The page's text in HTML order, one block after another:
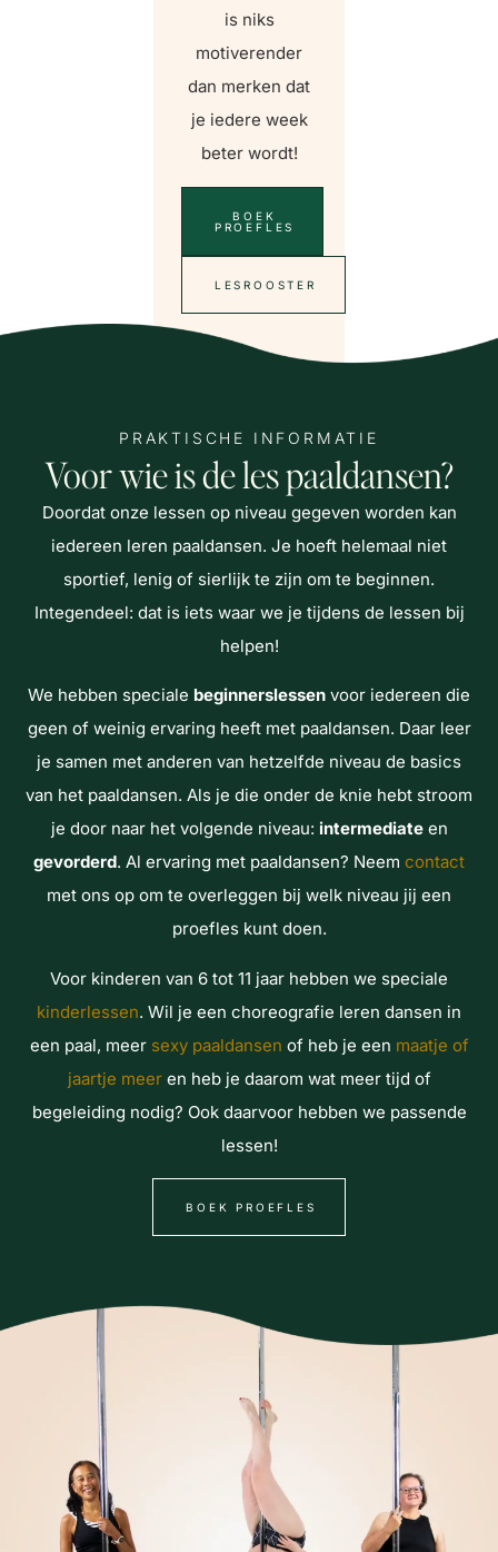
is niks
motiverender
dan merken dat
je iedere week
beter wordt!
BOEK
PROEFLES
LESROOSTER
PRAKTISCHE INFORMATIE
Voor wie is de les paaldansen?
Doordat onze lessen op niveau gegeven worden kan
iedereen leren paaldansen. Je hoeft helemaal niet
sportief, lenig of sierlijk te zijn om te beginnen.
Integendeel: dat is iets waar we je tijdens de lessen bij
helpen!
We hebben speciale beginnerslessen voor iedereen die
geen of weinig ervaring heeft met paaldansen. Daar leer
je samen met anderen van hetzelfde niveau de basics
van het paaldansen. Als je die onder de knie hebt stroom
je door naar het volgende niveau: intermediateen
gevorderd. Al ervaring met paaldansen? Neem contact
met ons op om te overleggen bij welk niveau jij een
proefles kunt doen.
Voor kinderen van 6 tot 11 jaar hebben we speciale
kinderlessen. Wil je een choreografie leren dansen in
een paal, meer sexy paaldansen of heb je een maatje of
jaartje meer en heb je daarom wat meer tijd of
begeleiding nodig? Ook daarvoor hebben we passende
lessen!
BOEK PROEFLES